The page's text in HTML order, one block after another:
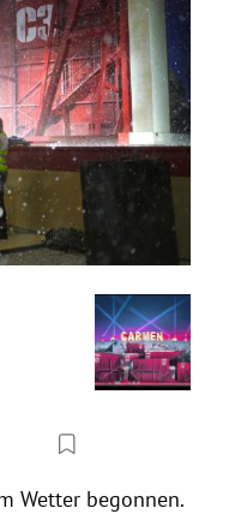
Wetter begonnen.